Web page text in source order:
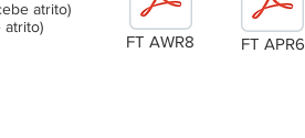
atrito)
atrito)
FT AWR8 FT APR6